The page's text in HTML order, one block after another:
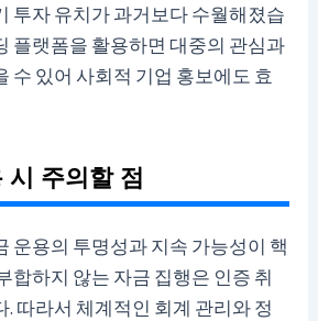
투자 유치가 과거보다 수월해졌습
플랫폼을 활용하면 대중의 관심과
수 있어 사회적 기업 홍보에도 효
주의할 점
운용의 투명성과 지속 가능성이 핵
합하지 않는 자금 집행은 인증 취
. 따라서 체계적인 회계 관리와 정